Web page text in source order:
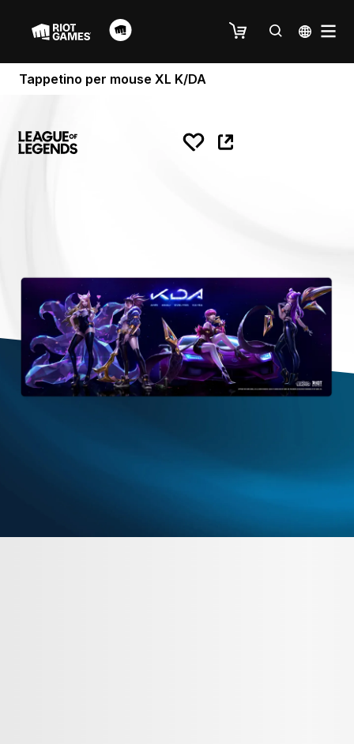
Tappetino per mouse XL K/DA